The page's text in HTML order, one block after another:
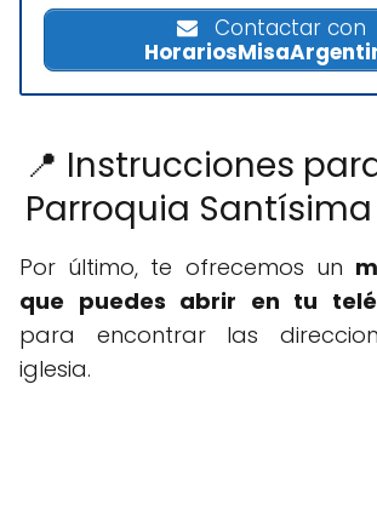
Contactar con
📍 Instrucciones
Parroquia
Por último, te ofrecemos un
que puedes abrir en tu
para encontrar las
iglesia.